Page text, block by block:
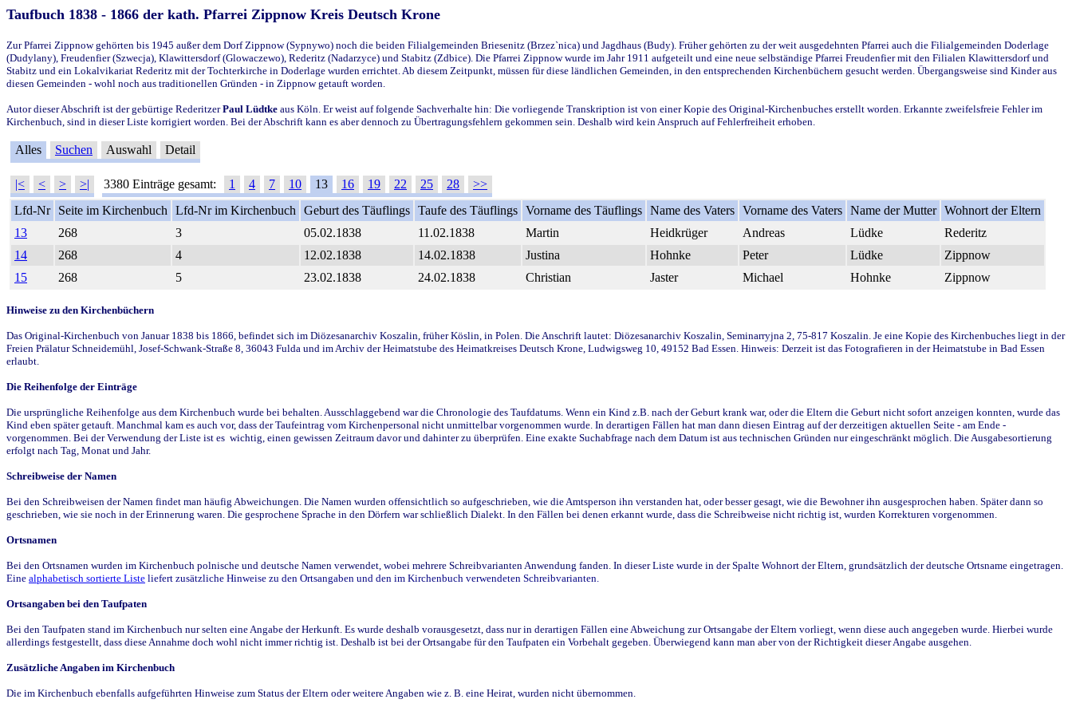
Taufbuch 1838 - 1866 der kath. Pfarrei Zippnow Kreis Deutsch Krone
Zur Pfarrei Zippnow gehörten bis 1945 außer dem Dorf Zippnow (Sypnywo) noch die beiden Filialgemeinden Briesenitz (Brzez`nica) und Jagdhaus (Budy). Früher gehörten zu der weit ausgedehnten Pfarrei auch die Filialgemeinden Doderlage
(Dudylany), Freudenfier (Szwecja), Klawittersdorf (Glowaczewo), Rederitz (Nadarzyce) und Stabitz (Zdbice). Die Pfarrei Zippnow wurde im Jahr 1911 aufgeteilt und eine neue selbständige Pfarrei Freudenfier mit den Filialen Klawittersdorf und
Stabitz und ein Lokalvikariat Rederitz mit der Tochterkirche in Doderlage wurden errichtet. Ab diesem Zeitpunkt, müssen für diese ländlichen Gemeinden, in den entsprechenden Kirchenbüchern gesucht werden. Übergangsweise sind Kinder aus
diesen Gemeinden - wohl noch aus traditionellen Gründen - in Zippnow getauft worden.
Autor dieser Abschrift ist der gebürtige RederitzerPaul Lüdtke aus Köln. Er weist auf folgende Sachverhalte hin: Die vorliegende Transkription ist von einer Kopie des Original-Kirchenbuches erstellt worden. Erkannte zweifelsfreie Fehler im
Kirchenbuch, sind in dieser Liste korrigiert worden. Bei der Abschrift kann es aber dennoch zu Übertragungsfehlern gekommen sein. Deshalb wird kein Anspruch auf Fehlerfreiheit erhoben.
Alles Suchen Auswahl Detail
|< < > >| 3380 Einträge gesamt: 1 4 7 10 13 16 19 22 25 28
>>
Lfd-Nr
Seite im Kirchenbuch Lfd-Nr im Kirchenbuch Geburt des Täuflings Taufe des Täuflings Vorname des Täuflings Name des Vaters Vorname des Vaters Name der Mutter Wohnort der Eltern
13
268 3 05.02.1838 11.02.1838 Martin Heidkrüger Andreas Lüdke
Rederitz
14
268 4 12.02.1838 14.02.1838 Justina Hohnke Peter Lüdke
Zippnow
15
268 5 23.02.1838 24.02.1838 Christian Jaster Michael Hohnke Zippnow
Hinweise zu den Kirchenbüchern
Das Original-Kirchenbuch von Januar 1838 bis 1866, befindet sich im Diözesanarchiv Koszalin, früher Köslin, in Polen. Die Anschrift lautet: Diözesanarchiv Koszalin, Seminarryjna 2, 75-817 Koszalin. Je eine Kopie des Kirchenbuches liegt in der
Freien Prälatur Schneidemühl, Josef-Schwank-Straße 8, 36043 Fulda und im Archiv der Heimatstube des Heimatkreises Deutsch Krone, Ludwigsweg 10, 49152 Bad Essen. Hinweis: Derzeit ist das Fotografieren in der Heimatstube in Bad Essen
erlaubt.
Die Reihenfolge der Einträge
Die ursprüngliche Reihenfolge aus dem Kirchenbuch wurde bei behalten. Ausschlaggebend war die Chronologie des Taufdatums. Wenn ein Kind z.B. nach der Geburt krank war, oder die Eltern die Geburt nicht sofort anzeigen konnten, wurde das
Kind eben später getauft. Manchmal kam es auch vor, dass der Taufeintrag vom Kirchenpersonal nicht unmittelbar vorgenommen wurde. In derartigen Fällen hat man dann diesen Eintrag auf der derzeitigen aktuellen Seite - am Ende -
vorgenommen. Bei der Verwendung der Liste ist es wichtig, einen gewissen Zeitraum davor und dahinter zu überprüfen. Eine exakte Suchabfrage nach dem Datum ist aus technischen Gründen nur eingeschränkt möglich. Die Ausgabesortierung
erfolgt nach Tag, Monat und Jahr.
Schreibweise der Namen
Bei den Schreibweisen der Namen findet man häufig Abweichungen. Die Namen wurden offensichtlich so aufgeschrieben, wie die Amtsperson ihn verstanden hat, oder besser gesagt, wie die Bewohner ihn ausgesprochen haben. Später dann so
geschrieben, wie sie noch in der Erinnerung waren. Die gesprochene Sprache in den Dörfern war schließlich Dialekt. In den Fällen bei denen erkannt wurde, dass die Schreibweise nicht richtig ist, wurden Korrekturen vorgenommen.
Ortsnamen
Bei den Ortsnamen wurden im Kirchenbuch polnische und deutsche Namen verwendet, wobei mehrere Schreibvarianten Anwendung fanden. In dieser Liste wurde in der Spalte Wohnort der Eltern, grundsätzlich der deutsche Ortsname eingetragen.
Eine alphabetisch sortierte Liste liefert zusätzliche Hinweise zu den Ortsangaben und den im Kirchenbuch verwendeten Schreibvarianten.
Ortsangaben bei den Taufpaten
Bei den Taufpaten stand im Kirchenbuch nur selten eine Angabe der Herkunft. Es wurde deshalb vorausgesetzt, dass nur in derartigen Fällen eine Abweichung zur Ortsangabe der Eltern vorliegt, wenn diese auch angegeben wurde. Hierbei wurde
allerdings festgestellt, dass diese Annahme doch wohl nicht immer richtig ist. Deshalb ist bei der Ortsangabe für den Taufpaten ein Vorbehalt gegeben. Überwiegend kann man aber von der Richtigkeit dieser Angabe ausgehen.
Zusätzliche Angaben im Kirchenbuch
Die im Kirchenbuch ebenfalls aufgeführten Hinweise zum Status der Eltern oder weitere Angaben wie z. B. eine Heirat, wurden nicht übernommen.